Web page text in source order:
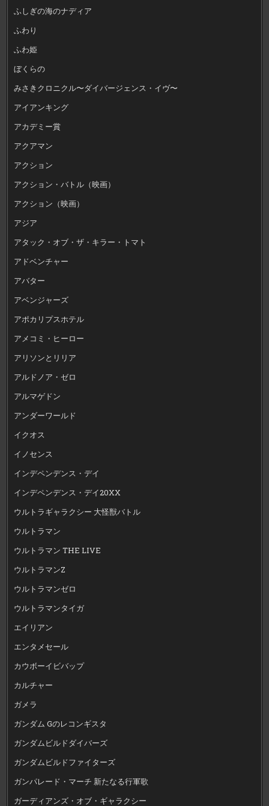
ふしぎの海のナディア
ふわり
ふわ姫
ぼくらの
みさきクロニクル〜ダイバージェンス・イヴ〜
アイアンキング
アカデミー賞
アクアマン
アクション
アクション・バトル（映画）
アクション（映画）
アジア
アタック・オブ・ザ・キラー・トマト
アドベンチャー
アバター
アベンジャーズ
アポカリプスホテル
アメコミ・ヒーロー
アリソンとリリア
アルドノア・ゼロ
アルマゲドン
アンダーワールド
イクオス
イノセンス
インデペンデンス・デイ
インデペンデンス・デイ20XX
ウルトラギャラクシー 大怪獣バトル
ウルトラマン
ウルトラマン THE LIVE
ウルトラマンZ
ウルトラマンゼロ
ウルトラマンタイガ
エイリアン
エンタメセール
カウボーイビバップ
カルチャー
ガメラ
ガンダム Gのレコンギスタ
ガンダムビルドダイバーズ
ガンダムビルドファイターズ
ガンパレード・マーチ 新たなる行軍歌
ガーディアンズ・オブ・ギャラクシー